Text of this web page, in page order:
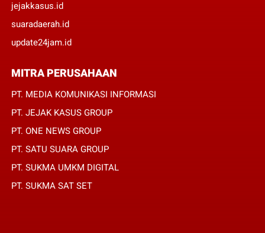
jejakkasus.id
suaradaerah.id
update24jam.id
MITRA PERUSAHAAN
PT. MEDIA KOMUNIKASI INFORMASI
PT. JEJAK KASUS GROUP
PT. ONE NEWS GROUP
PT. SATU SUARA GROUP
PT. SUKMA UMKM DIGITAL
PT. SUKMA SAT SET